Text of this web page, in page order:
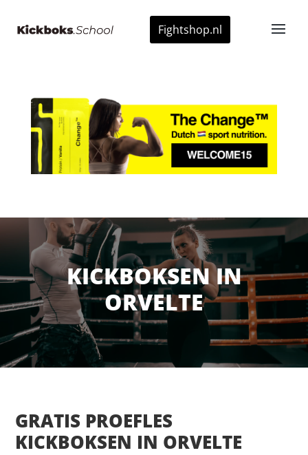
Fightshop.nl
KICKBOKSEN IN
ORVELTE
GRATIS PROEFLES
KICKBOKSEN IN ORVELTE